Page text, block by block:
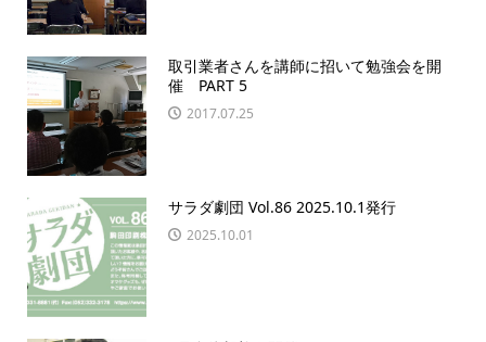
取引業者さんを講師に招いて勉強会を開
催 PART 5
2017.07.25
サラダ劇団 Vol.86 2025.10.1発行
2025.10.01